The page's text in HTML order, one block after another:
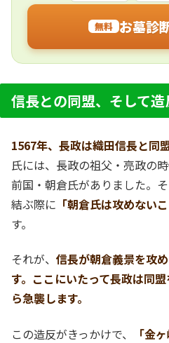
無料 お墓診
信長との同盟、そして造
1567年、長政は織田信長と同
氏には、長政の祖父・亮政の
前国・朝倉氏がありました。
結ぶ際に 「朝倉氏は攻めないこ
す。
それが、 信長が朝倉義景を攻
す。ここにいたって長政は同
ら急襲します。
この造反がきっかけで、
「金